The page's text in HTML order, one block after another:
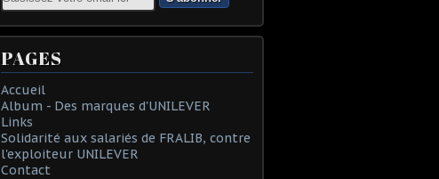
PAGES
Accueil
Album - Des marques d'UNILEVER
Links
Solidarité aux salariés de FRALIB, contre
l'exploiteur UNILEVER
Contact